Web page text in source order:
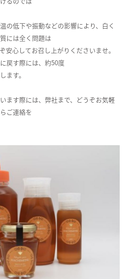
の低下や振動などの影響により、白く
には全く問題は
安心してお召し上がりくださいませ。
戻す際には、約50度
ます。
ます際には、弊社まで、どうぞお気軽
ご連絡を